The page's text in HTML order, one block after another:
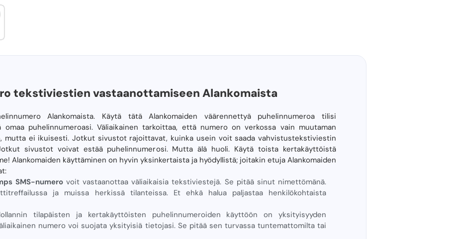
tekstiviestien vastaanottamiseen Alankomaista
Alankomaista. Käytä tätä Alankomaiden väärennettyä puhelinnumeroa tilisi
omaa puhelinnumeroasi. Väliaikainen tarkoittaa, että numero on verkossa vain muutaman
mutta ei ikuisesti. Jotkut sivustot rajoittavat, kuinka usein voit saada vahvistustekstiviestin
sivustot voivat estää puhelinnumerosi. Mutta älä huoli. Käytä toista kertakäyttöistä
Alankomaiden käyttäminen on hyvin yksinkertaista ja hyödyllistä; joitakin etuja Alankomaiden
SMS-numerovoit vastaanottaa väliaikaisia ​​tekstiviestejä. Se pitää sinut nimettömänä.
ja muissa herkissä tilanteissa. Et ehkä halua paljastaa henkilökohtaista
tilapäisten ja kertakäyttöisten puhelinnumeroiden käyttöön on yksityisyyden
numero voi suojata yksityisiä tietojasi. Se pitää sen turvassa tuntemattomilta tai